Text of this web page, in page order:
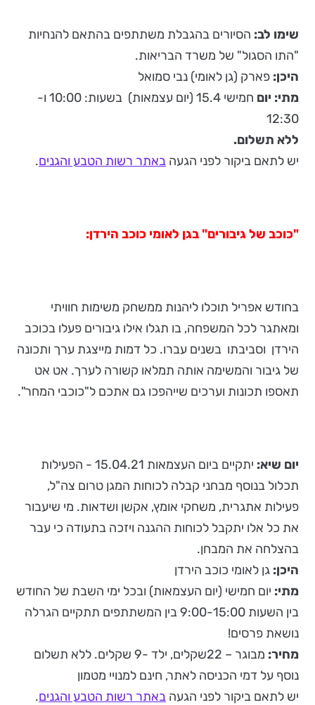
שימו לב: הסיורים בהגבלת משתתפים בהתאם להנחיות
"התו הסגול" של משרד הבריאות.
היכן: פארק (גן לאומי) נבי סמואל
מתי: יום
חמישי 15.4 (יום עצמאות) בשעות: 10:00 ו-
12:30
ללא תשלום.
יש לתאם ביקור לפני הגעה באתר רשות הטבע והגנים.
"כוכב של גיבורים" בגן לאומי כוכב הירדן:
בחודש אפריל תוכלו ליהנות ממשחק משימות חוויתי
ומאתגר לכל המשפחה, בו תגלו אילו גיבורים פעלו בכוכב
הירדן וסביבתו בשנים עברו. כל דמות מייצגת ערך ותכונה
של גיבור והמשימה אותה תמלאו קשורה לערך. אט אט
תאספו תכונות וערכים שייהפכו גם אתכם ל"כוכבי המחר".
יום שיא:
יתקיים ביום העצמאות 15.04.21 - הפעילות
תכלול בנוסף מבחני קבלה לכוחות המגן טרום צה"ל,
פעילות אתגרית, משחקי אומץ, אקשן ושדאות. מי שיעבור
את כל אלו יתקבל לכוחות ההגנה ויזכה בתעודה כי עבר
בהצלחה את המבחן.
היכן: גן לאומי כוכב הירדן
מתי: יום חמישי (יום העצמאות) ובכל ימי השבת של החודש
בין השעות 9:00-15:00 בין המשתתפים תתקיים הגרלה
נושאת פרסים!
מחיר:
מבוגר – 22שקלים, ילד -9 שקלים. ללא תשלום
נוסף על דמי הכניסה לאתר, חינם למנויי מטמון
יש לתאם ביקור לפני הגעה באתר רשות הטבע והגנים.